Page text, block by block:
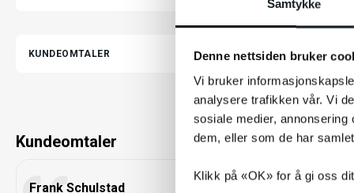
Samtykke
Denne nettsiden bruker
Vi bruker
analysere trafikken vår. Vi
sosiale medier,
dem, eller som de har
Klikk på «OK» for å gi oss
Det kan forekomme små avvik mellom produktbilder/tekst og det faktiske
leveringsutfordringer for enkelte komponenter. Funksjonalitet og kvalitet vil
KUNDEOMTALER
Kundeomtaler
Frank Schulstad Sofia